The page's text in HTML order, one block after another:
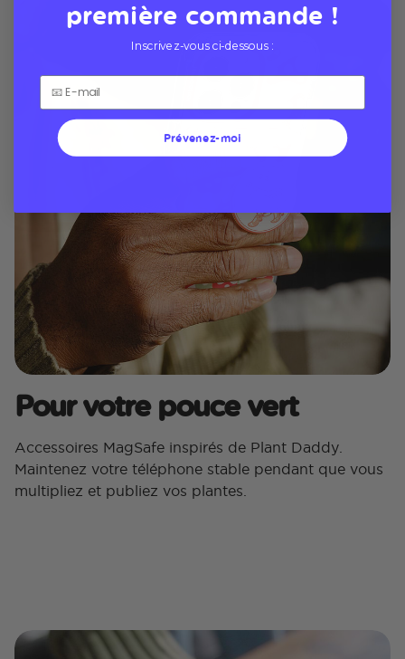
Pour votre pouce vert
Accessoires MagSafe inspirés de Plant Daddy.
Maintenez votre téléphone stable pendant que vous
multipliez et publiez vos plantes.
première commande !
Inscrivez-vous ci-dessous :
Prévenez-moi